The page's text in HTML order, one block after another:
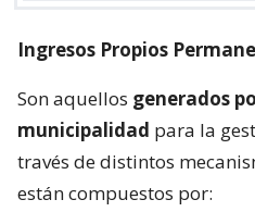
Ingresos Propios
Son aquellos generados
municipalidad para la
través de distintos
están compuestos por: